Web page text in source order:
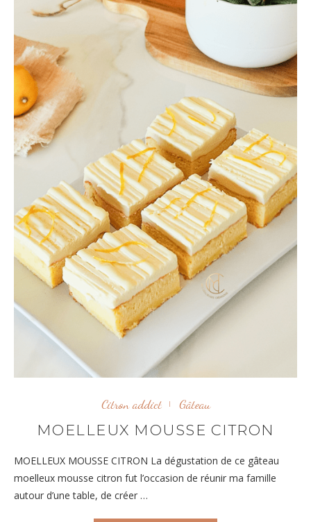
Citron addict Gâteau
MOELLEUX MOUSSE CITRON
MOELLEUX MOUSSE CITRON La dégustation de ce gâteau
moelleux mousse citron fut l’occasion de réunir ma famille
autour d’une table, de créer …